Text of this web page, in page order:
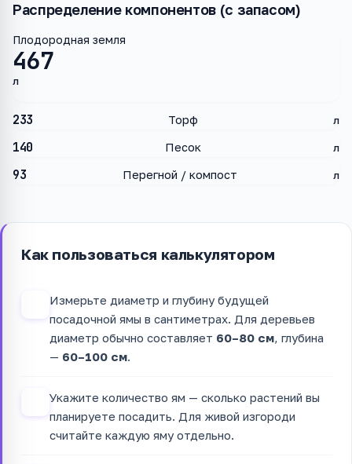
Распределение компонентов (с запасом)
467
Плодородная земля
л
233 Торф л
140 Песок л
93 Перегной / компост л
Как пользоваться калькулятором
Измерьте диаметр и глубину будущей
посадочной ямы в сантиметрах. Для деревьев
диаметр обычно составляет 60–80 см , глубина
— 60–100 см
Укажите количество ям — сколько растений вы
планируете посадить. Для живой изгороди
считайте каждую яму отдельно.